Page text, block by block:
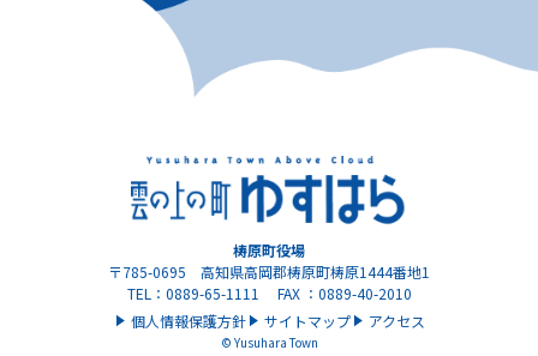
梼原町役場
〒785-0695 高知県高岡郡梼原町梼原1444番地1
TEL：0889-65-1111 FAX ：0889-40-2010
個人情報保護方針
サイトマップ アクセス
© Yusuhara Town